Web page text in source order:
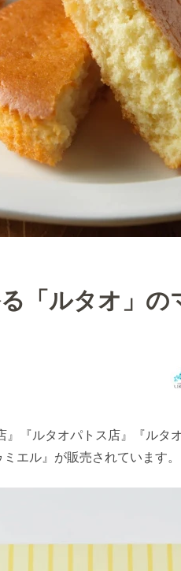
「ルタオ」の
『ルタオパトス店』『ルタ
エル』が販売されています。